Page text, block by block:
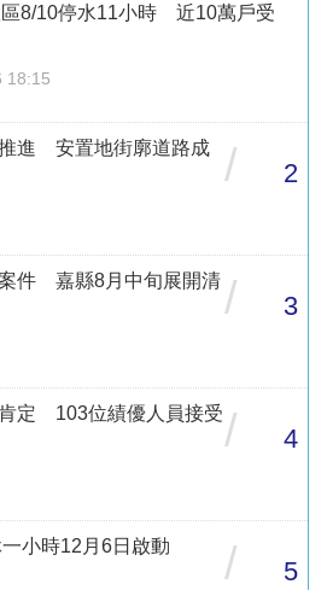
8/10停水11小時 近10萬戶受
18:15
進 安置地街廓道路成
/ 2
件 嘉縣8月中旬展開清 / 3
定 103位績優人員接受/ 4
小時12月6日啟動
/ 5